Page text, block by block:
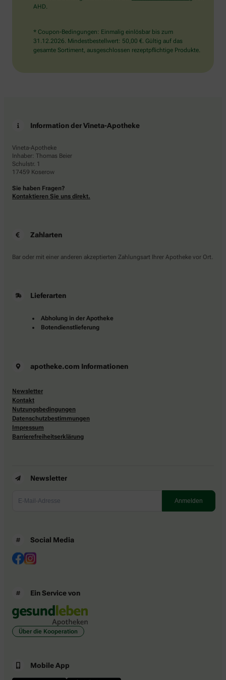
AHD.
* Coupon-Bedingungen: Einmalig einlösbar bis zum
31.12.2026. Mindestbestellwert: 50,00 €. Gültig auf das
gesamte Sortiment, ausgeschlossen rezeptpflichtige Produkte.
Information der Vineta-Apotheke
Vineta-Apotheke
Inhaber: Thomas Beier
Schulstr. 1
17459 Koserow
Sie haben Fragen?
Kontaktieren Sie uns direkt.
Zahlarten
Bar oder mit einer anderen akzeptierten Zahlungsart Ihrer Apotheke vor Ort.
Lieferarten
Abholung in der Apotheke
Botendienstlieferung
apotheke.com Informationen
Newsletter
Kontakt
Nutzungsbedingungen
Datenschutzbestimmungen
Impressum
Barrierefreiheitserklärung
Newsletter
Social Media
Ein Service von
Über die Kooperation
Mobile App